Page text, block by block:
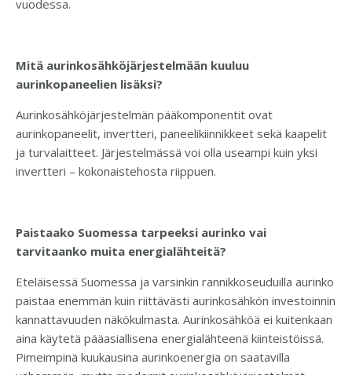
vuodessa.
Mitä aurinkosähköjärjestelmään kuuluu
aurinkopaneelien lisäksi?
Aurinkosähköjärjestelmän pääkomponentit ovat
aurinkopaneelit, invertteri, paneelikiinnikkeet sekä kaapelit
ja turvalaitteet. Järjestelmässä voi olla useampi kuin yksi
invertteri – kokonaistehosta riippuen.
Paistaako Suomessa tarpeeksi aurinko vai
tarvitaanko muita energialähteitä?
Eteläisessä Suomessa ja varsinkin rannikkoseuduilla aurinko
paistaa enemmän kuin riittävästi aurinkosähkön investoinnin
kannattavuuden näkökulmasta. Aurinkosähköä ei kuitenkaan
aina käytetä pääasiallisena energialähteenä kiinteistöissä.
Pimeimpinä kuukausina aurinkoenergia on saatavilla